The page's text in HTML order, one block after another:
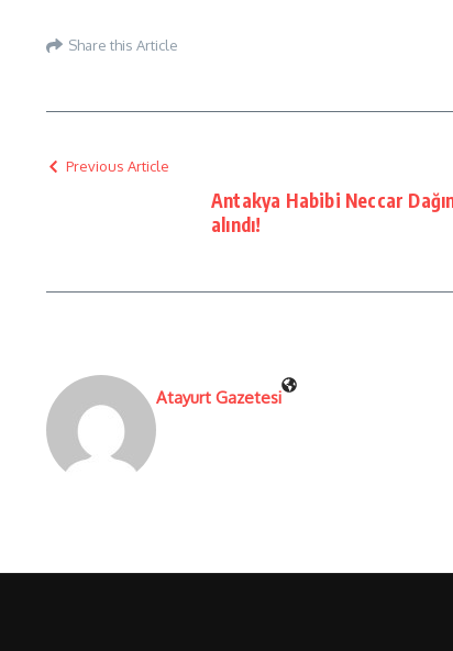
Share this Article
Previous Article
Antakya Habibi Neccar
alındı!
Atayurt Gazetesi